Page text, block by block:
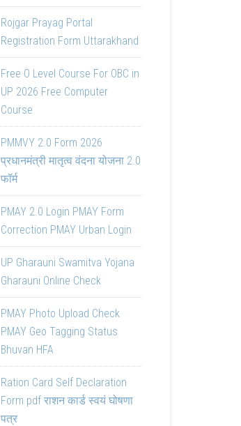
Rojgar Prayag Portal
Registration Form Uttarakhand
Free O Level Course For OBC in
UP 2026 Free Computer
Course
PMMVY 2.0 Form 2026
प्रधानमंत्री मातृत्व वंदना योजना 2.0
फॉर्म
PMAY 2.0 Login PMAY Form
Correction PMAY Urban Login
UP Gharauni Swamitva Yojana
Gharauni Online Check
PMAY Photo Upload Check
PMAY Geo Tagging Status
Bhuvan HFA
Ration Card Self Declaration
Form pdf राशन कार्ड स्वयं घोषणा
पत्र